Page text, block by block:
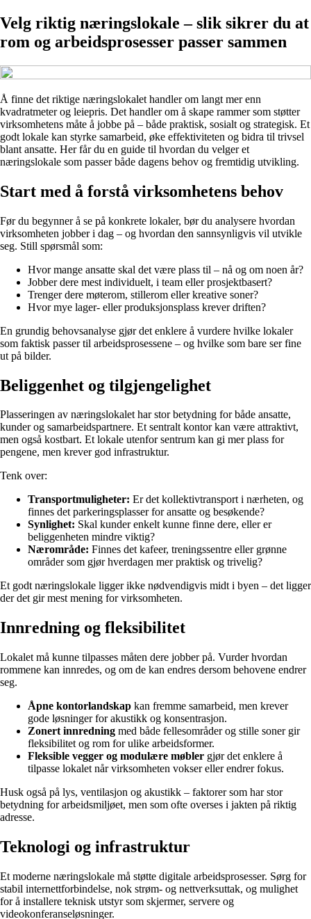
Velg riktig næringslokale – slik sikrer du at
rom og arbeidsprosesser passer sammen
Å finne det riktige næringslokalet handler om langt mer enn
kvadratmeter og leiepris. Det handler om å skape rammer som støtter
virksomhetens måte å jobbe på – både praktisk, sosialt og strategisk. Et
godt lokale kan styrke samarbeid, øke effektiviteten og bidra til trivsel
blant ansatte. Her får du en guide til hvordan du velger et
næringslokale som passer både dagens behov og fremtidig utvikling.
Start med å forstå virksomhetens behov
Før du begynner å se på konkrete lokaler, bør du analysere hvordan
virksomheten jobber i dag – og hvordan den sannsynligvis vil utvikle
seg. Still spørsmål som:
Hvor mange ansatte skal det være plass til – nå og om noen år?
Jobber dere mest individuelt, i team eller prosjektbasert?
Trenger dere møterom, stillerom eller kreative soner?
Hvor mye lager- eller produksjonsplass krever driften?
En grundig behovsanalyse gjør det enklere å vurdere hvilke lokaler
som faktisk passer til arbeidsprosessene – og hvilke som bare ser fine
ut på bilder.
Beliggenhet og tilgjengelighet
Plasseringen av næringslokalet har stor betydning for både ansatte,
kunder og samarbeidspartnere. Et sentralt kontor kan være attraktivt,
men også kostbart. Et lokale utenfor sentrum kan gi mer plass for
pengene, men krever god infrastruktur.
Tenk over:
Transportmuligheter: Er det kollektivtransport i nærheten, og
finnes det parkeringsplasser for ansatte og besøkende?
Synlighet: Skal kunder enkelt kunne finne dere, eller er
beliggenheten mindre viktig?
Nærområde: Finnes det kafeer, treningssentre eller grønne
områder som gjør hverdagen mer praktisk og trivelig?
Et godt næringslokale ligger ikke nødvendigvis midt i byen – det ligger
der det gir mest mening for virksomheten.
Innredning og fleksibilitet
Lokalet må kunne tilpasses måten dere jobber på. Vurder hvordan
rommene kan innredes, og om de kan endres dersom behovene endrer
seg.
Åpne kontorlandskap kan fremme samarbeid, men krever
gode løsninger for akustikk og konsentrasjon.
Zonert innredning med både fellesområder og stille soner gir
fleksibilitet og rom for ulike arbeidsformer.
Fleksible vegger og modulære møbler gjør det enklere å
tilpasse lokalet når virksomheten vokser eller endrer fokus.
Husk også på lys, ventilasjon og akustikk – faktorer som har stor
betydning for arbeidsmiljøet, men som ofte overses i jakten på riktig
adresse.
Teknologi og infrastruktur
Et moderne næringslokale må støtte digitale arbeidsprosesser. Sørg for
stabil internettforbindelse, nok strøm- og nettverksuttak, og mulighet
for å installere teknisk utstyr som skjermer, servere og
videokonferanseløsninger.